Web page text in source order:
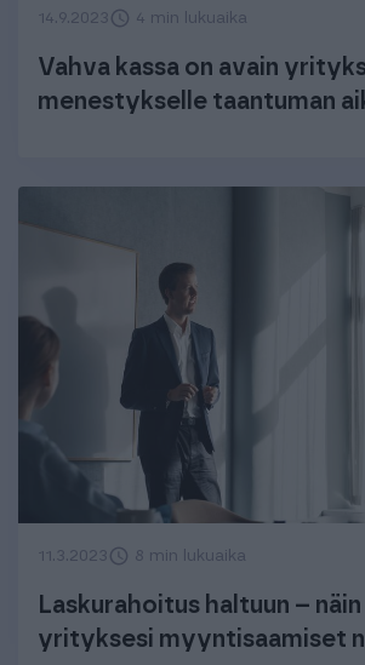
14.9.2023 4 min lukuaika
Vahva kassa on avain
menestykselle taantuman
11.3.2023 8 min lukuaika
Laskurahoitus haltuun –
yrityksesi myyntisaamiset